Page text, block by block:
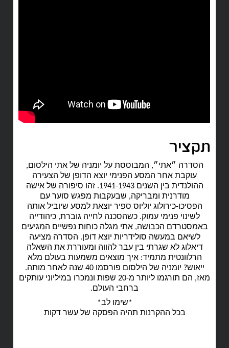
תקציר
הסדרה ״אתי״, המבוססת על יומניה של אתי הילסום,
עוקבת אחר המסע הפנימי יוצא הדופן של הצעירה
ההולנדית בין השנים 1941-1943. זהו סיפורה של אישה
מודרנית ומבריקה, שבעקבות מפגש סוער עם
הפסיכו-כירולוג יוליוס ספיר יוצאת למסע שיוביל אותה
לשינוי פנימי עמוק. כשהסכנה לחייה גוברת, כיהודייה
באמסטרדם הכבושה, אתי מגלה כוחות נפשיים המגיעים
לשיאם במעשה סולידריות יוצא דופן. הסדרה מציעה
דיאלוג לא שגרתי בין עבר להווה ומעוררת את השאלה
הרלוונטית מתמיד: איך מוצאים משמעות בעולם מלא
ייאוש? יומניה של הילסום פורסמו 40 שנה לאחר מותה.
מאז, הם תורגמו ליותר מ-20 שפות ונמכרו במיליוני עותקים
ברחבי העולם.
*שימו לב*
בכל ההקרנות תהיה הפסקה של עשר דקות